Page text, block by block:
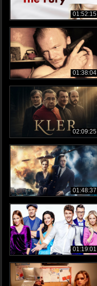
01:52:15
01:38:04
02:09:25
01:48:37
01:19:01